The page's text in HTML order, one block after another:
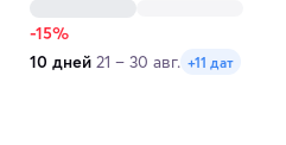
-15%
10 дней 21 – 30 авг. +11 дат